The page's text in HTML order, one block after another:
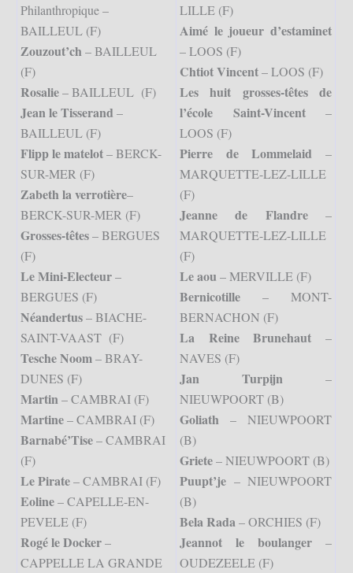
Philanthropique –
BAILLEUL (F)
Zouzout’ch– BAILLEUL
(F)
Rosalie– BAILLEUL (F)
Jean le Tisserand –
BAILLEUL (F)
Flipp le matelot– BERCK-
SUR-MER (F)
Zabeth la verrotière–
BERCK-SUR-MER (F)
Grosses-têtes– BERGUES
(F)
Le Mini-Electeur–
BERGUES (F)
Néandertus– BIACHE-
SAINT-VAAST (F)
Tesche Noom– BRAY-
DUNES (F)
Martin– CAMBRAI (F)
Martine– CAMBRAI (F)
Barnabé’Tise– CAMBRAI
(F)
Le Pirate– CAMBRAI (F)
Eoline– CAPELLE-EN-
PEVELE (F)
Rogé le Docker–
CAPPELLE LA GRANDE
LILLE (F)
Aimé le joueur d’estaminet
– LOOS (F)
Chtiot Vincent– LOOS (F)
Les huit grosses-têtes de
l’école Saint-Vincent–
LOOS (F)
Pierre de Lommelaid –
MARQUETTE-LEZ-LILLE
(F)
Jeanne de Flandre–
MARQUETTE-LEZ-LILLE
(F)
Le aou– MERVILLE (F)
Bernicotille – MONT-
BERNACHON (F)
La Reine Brunehaut –
NAVES (F)
Jan Turpijn –
NIEUWPOORT (B)
Goliath – NIEUWPOORT
(B)
Griete– NIEUWPOORT (B)
Puupt’je – NIEUWPOORT
(B)
Bela Rada– ORCHIES (F)
Jeannot le boulanger –
OUDEZEELE (F)